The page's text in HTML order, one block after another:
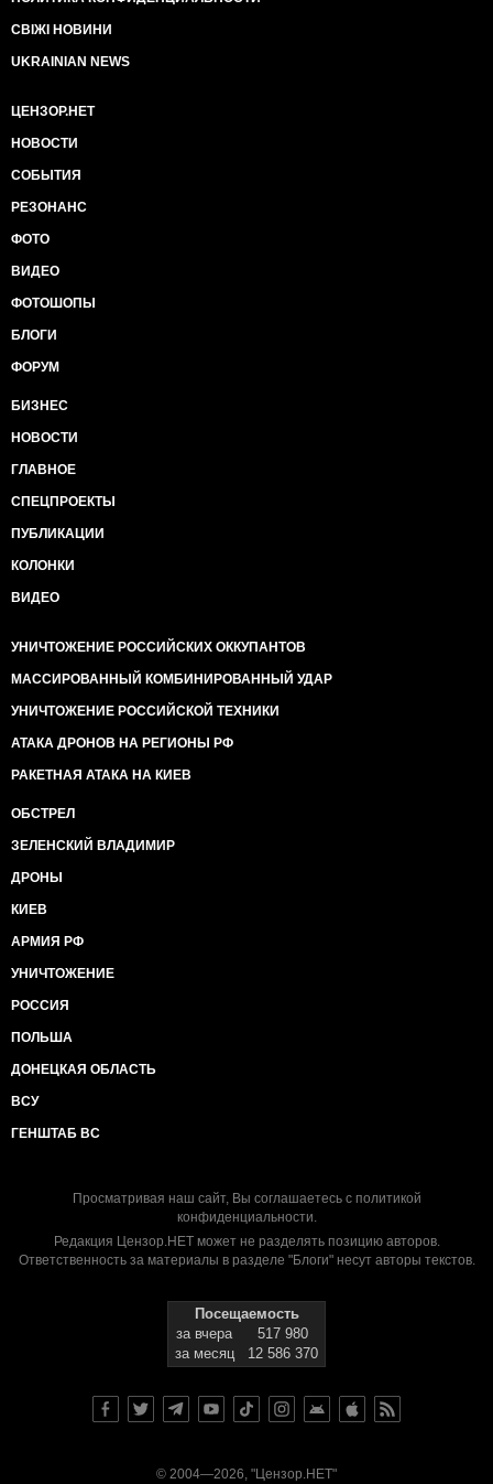
СВІЖІ НОВИНИ
UKRAINIAN NEWS
ЦЕНЗОР.НЕТ
НОВОСТИ
СОБЫТИЯ
РЕЗОНАНС
ФОТО
ВИДЕО
ФОТОШОПЫ
БЛОГИ
ФОРУМ
БИЗНЕС
НОВОСТИ
ГЛАВНОЕ
СПЕЦПРОЕКТЫ
ПУБЛИКАЦИИ
КОЛОНКИ
ВИДЕО
УНИЧТОЖЕНИЕ РОССИЙСКИХ ОККУПАНТОВ
МАССИРОВАННЫЙ КОМБИНИРОВАННЫЙ УДАР
УНИЧТОЖЕНИЕ РОССИЙСКОЙ ТЕХНИКИ
АТАКА ДРОНОВ НА РЕГИОНЫ РФ
РАКЕТНАЯ АТАКА НА КИЕВ
ОБСТРЕЛ
ЗЕЛЕНСКИЙ ВЛАДИМИР
ДРОНЫ
КИЕВ
АРМИЯ РФ
УНИЧТОЖЕНИЕ
РОССИЯ
ПОЛЬША
ДОНЕЦКАЯ ОБЛАСТЬ
ВСУ
ГЕНШТАБ ВС
Просматривая наш сайт, Вы соглашаетесь с политикой
конфиденциальности.
Редакция Цензор.НЕТ может не разделять позицию авторов.
Ответственность за материалы в разделе "Блоги" несут авторы текстов.
Посещаемость
за вчера
517 980
за месяц
12 586 370
© 2004—2026, "Цензор.НЕТ"